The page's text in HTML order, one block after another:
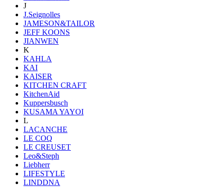
J
J.Seignolles
JAMESON&TAILOR
JEFF KOONS
JIANWEN
K
KAHLA
KAI
KAISER
KITCHEN CRAFT
KitchenAid
Kuppersbusch
KUSAMA YAYOI
L
LACANCHE
LE COQ
LE CREUSET
Leo&Steph
Liebherr
LIFESTYLE
LINDDNA